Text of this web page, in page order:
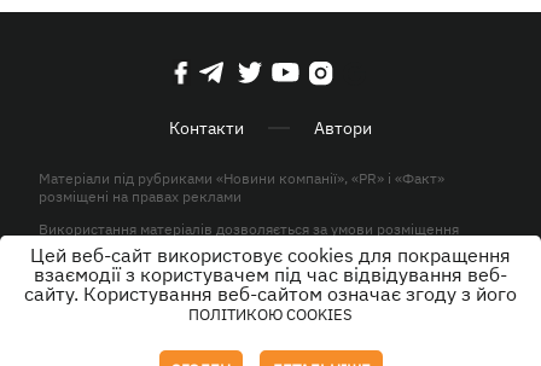
Контакти Автори
Матеріали під рубриками «Новини компанії», «PR» і «Факт»
розміщені на правах реклами
Використання матеріалів дозволяється за умови розміщення
активного гіперпосилання на KP.UA в першому абзаці.
© ТОВ «ЮЛАВ МЕДІА» 2026. Всі права захищені.
Цей веб-сайт використовує cookies для покращення
взаємодії з користувачем під час відвідування веб-
сайту. Користування веб-сайтом означає згоду з його
ПОЛІТИКОЮ COOKIES